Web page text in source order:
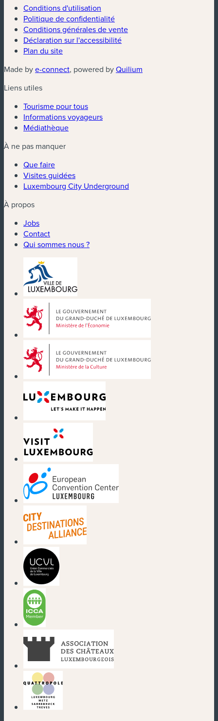
Conditions d'utilisation
Politique de confidentialité
Conditions générales de vente
Déclaration sur l'accessibilité
Plan du site
Made bye-connect(nouvelle fenêtre)
, powered byQuilium
Liens utiles
Tourisme pour tous
Informations voyageurs
Médiathèque
À ne pas manquer
Que faire
Visites guidées
Luxembourg City Underground
À propos
Jobs
Contact
Qui sommes nous ?